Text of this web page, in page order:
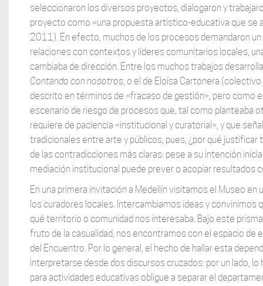
seleccionaron los diversos proyectos, dialogaron y
proyecto como «una propuesta artístico-educativa que
2011). En efecto, muchos de los procesos demandaron
relaciones con contextos y líderes comunitarios locales,
cambiaba de dirección. Entre los muchos trabajos
Contando con nosotros, o el de Eloísa Cartonera
descrito en términos de «fracaso de gestión», pero
escenario de riesgo de procesos que, tal como planteaba
requiere de paciencia «institucional y curatorial», y que
tradicionales entre arte y públicos, pues, ¿por qué justificar
de las contradicciones más claras: pese a su intención
mediación institucional puede prever o acopiar
En una primera invitación a Medellín visitamos el Museo
los curadores locales. Intercambiamos ideas y
qué territorio o comunidad nos interesaba. Bajo este
fruto de la casualidad, nos encontramos con el espacio de
del Encuentro. Por lo general, el hecho de hallar esta
interpretarse desde dos discursos cruzados: por un lado,
para actividades educativas obligue a separar el